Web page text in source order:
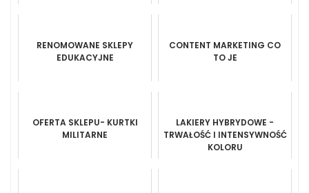
RENOMOWANE SKLEPY
EDUKACYJNE
CONTENT MARKETING CO
TO JE
OFERTA SKLEPU- KURTKI
MILITARNE
LAKIERY HYBRYDOWE -
TRWAŁOŚĆ I INTENSYWNOŚĆ
KOLORU